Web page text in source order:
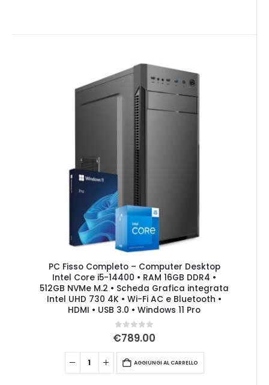
PC Fisso Completo – Computer Desktop
Intel Core i5-14400 • RAM 16GB DDR4 •
512GB NVMe M.2 • Scheda Grafica integrata
Intel UHD 730 4K • Wi-Fi AC e Bluetooth •
HDMI • USB 3.0 • Windows 11 Pro
0Su 5
€789.00
AGGIUNGI AL CARRELLO